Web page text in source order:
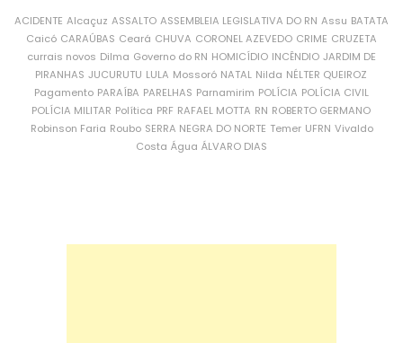
ACIDENTE Alcaçuz ASSALTO ASSEMBLEIA LEGISLATIVA DO RN Assu BATATA
Caicó CARAÚBAS Ceará CHUVA CORONEL AZEVEDO CRIME CRUZETA
currais novos Dilma Governo do RN HOMICÍDIO INCÊNDIO JARDIM DE
PIRANHAS JUCURUTU LULA Mossoró NATAL Nilda NÉLTER QUEIROZ
Pagamento PARAÍBA PARELHAS Parnamirim POLÍCIA POLÍCIA CIVIL
POLÍCIA MILITAR Política PRF RAFAEL MOTTA RN ROBERTO GERMANO
Robinson Faria Roubo SERRA NEGRA DO NORTE Temer UFRN Vivaldo
Costa Água ÁLVARO DIAS